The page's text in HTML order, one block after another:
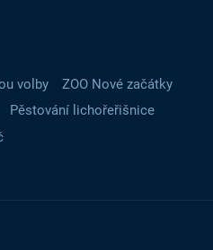
volby
ZOO Nové začátky
Pěstování lichořeřišnice